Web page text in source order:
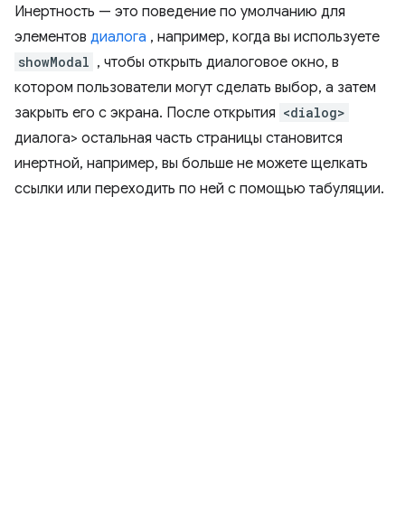
Инертность — это поведение по умолчанию для
элементов диалога , например, когда вы используете
showModal , чтобы открыть диалоговое окно, в
котором пользователи могут сделать выбор, а затем
закрыть его с экрана. После открытия <dialog>
диалога> остальная часть страницы становится
инертной, например, вы больше не можете щелкать
ссылки или переходить по ней с помощью табуляции.